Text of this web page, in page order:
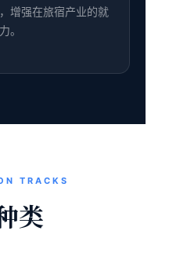
增强在旅宿产业的就
。
TRACKS
类